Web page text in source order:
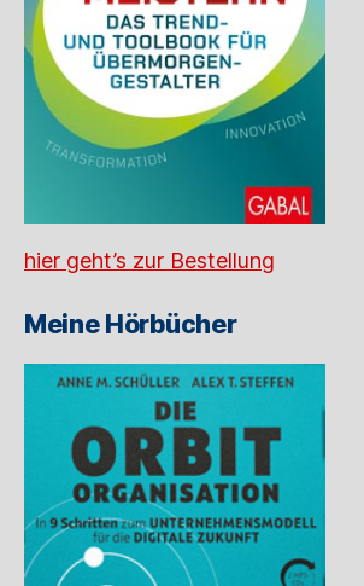
hier geht’s zur Bestellung
Meine Hörbücher